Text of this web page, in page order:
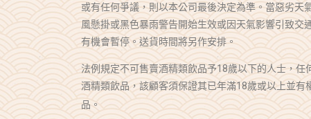
或有任何爭議，則以本公司最後決定為準。當惡劣天
風懸掛或黑色暴雨警告開始生效或因天氣影響引致交
有機會暫停。送貨時間將另作安排。
法例規定不可售賣酒精類飲品予18歲以下的人士，任
酒精類飲品，該顧客須保證其已年滿18歲或以上並有
品。